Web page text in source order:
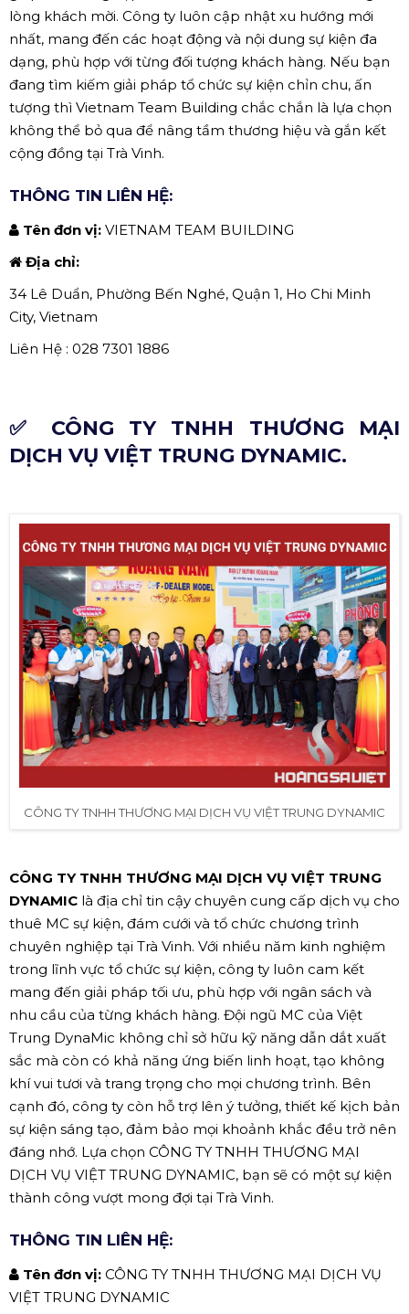
lòng khách mời. Công ty luôn cập nhật xu hướng mới
nhất, mang đến các hoạt động và nội dung sự kiện đa
dạng, phù hợp với từng đối tượng khách hàng. Nếu bạn
đang tìm kiếm giải pháp tổ chức sự kiện chỉn chu, ấn
tượng thì Vietnam Team Building chắc chắn là lựa chọn
không thể bỏ qua để nâng tầm thương hiệu và gắn kết
cộng đồng tại Trà Vinh.
THÔNG TIN LIÊN HỆ:
Tên đơn vị: VIETNAM TEAM BUILDING
Địa chỉ:
34 Lê Duẩn, Phường Bến Nghé, Quận 1, Ho Chi Minh
City, Vietnam
Liên Hệ : 028 7301 1886
✅ CÔNG TY TNHH THƯƠNG MẠI
DỊCH VỤ VIỆT TRUNG DYNAMIC.
CÔNG TY TNHH THƯƠNG MẠI DỊCH VỤ VIỆT TRUNG DYNAMIC
CÔNG TY TNHH THƯƠNG MẠI DỊCH VỤ VIỆT TRUNG
DYNAMIC là địa chỉ tin cậy chuyên cung cấp dịch vụ cho
thuê MC sự kiện, đám cưới và tổ chức chương trình
chuyên nghiệp tại Trà Vinh. Với nhiều năm kinh nghiệm
trong lĩnh vực tổ chức sự kiện, công ty luôn cam kết
mang đến giải pháp tối ưu, phù hợp với ngân sách và
nhu cầu của từng khách hàng. Đội ngũ MC của Việt
Trung DynaMic không chỉ sở hữu kỹ năng dẫn dắt xuất
sắc mà còn có khả năng ứng biến linh hoạt, tạo không
khí vui tươi và trang trọng cho mọi chương trình. Bên
cạnh đó, công ty còn hỗ trợ lên ý tưởng, thiết kế kịch bản
sự kiện sáng tạo, đảm bảo mọi khoảnh khắc đều trở nên
đáng nhớ. Lựa chọn CÔNG TY TNHH THƯƠNG MẠI
DỊCH VỤ VIỆT TRUNG DYNAMIC, bạn sẽ có một sự kiện
thành công vượt mong đợi tại Trà Vinh.
THÔNG TIN LIÊN HỆ:
Tên đơn vị: CÔNG TY TNHH THƯƠNG MẠI DỊCH VỤ
VIỆT TRUNG DYNAMIC